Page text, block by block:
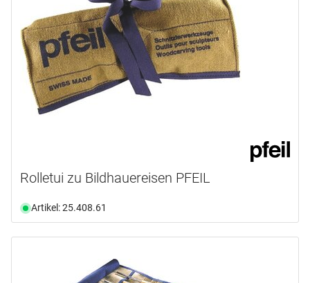
Rolletui zu Bildhauereisen PFEIL
Artikel: 25.408.61